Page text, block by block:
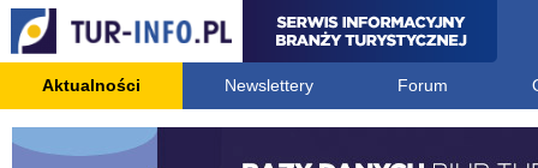
Aktualności Newslettery Forum